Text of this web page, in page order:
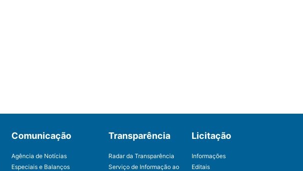
Comunicação
Agência de Notícias
Especiais e Balanços
Transparência
Radar da Transparência
Serviço de Informação ao
Licitação
Informações
Editais